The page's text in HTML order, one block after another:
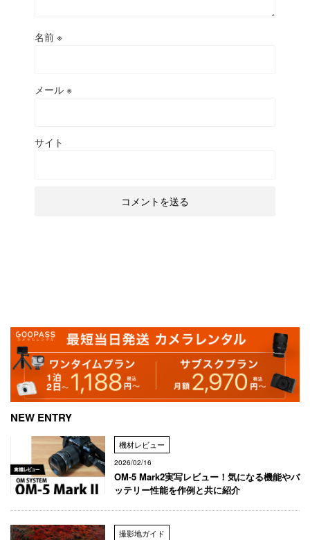
名前 ※
メール ※
サイト
NEW ENTRY
機材レビュー
2026/02/16
OM-5 Mark2実写レビュー！気になる機能やバ
ッテリー性能を作例と共に紹介
撮影地ガイド